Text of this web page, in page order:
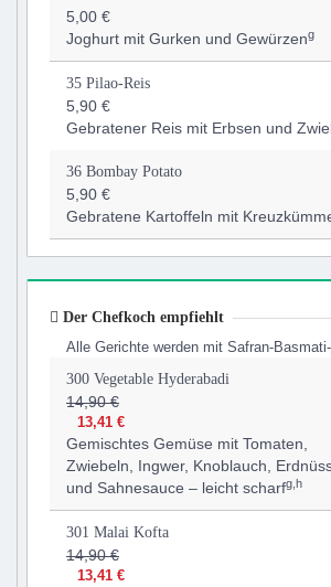
5,00 €
Joghurt mit Gurken und Gewürzeng
35 Pilao-Reis
5,90 €
Gebratener Reis mit Erbsen und
36 Bombay Potato
5,90 €
Gebratene Kartoffeln mit
Der Chefkoch empfiehlt
Alle Gerichte werden mit Safran-
300 Vegetable Hyderabadi
14,90 €
13,41 €
Gemischtes Gemüse mit Tomaten,
Zwiebeln, Ingwer, Knoblauch,
und Sahnesauce – leicht scharfg,h
301 Malai Kofta
14,90 €
13,41 €